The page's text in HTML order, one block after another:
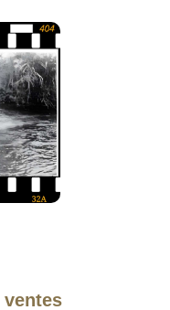
ventes